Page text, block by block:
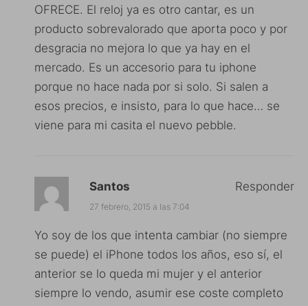
OFRECE. El reloj ya es otro cantar, es un
producto sobrevalorado que aporta poco y por
desgracia no mejora lo que ya hay en el
mercado. Es un accesorio para tu iphone
porque no hace nada por si solo. Si salen a
esos precios, e insisto, para lo que hace… se
viene para mi casita el nuevo pebble.
Santos
27 febrero, 2015 a las 7:04
Yo soy de los que intenta cambiar (no siempre
se puede) el iPhone todos los años, eso sí, el
anterior se lo queda mi mujer y el anterior
siempre lo vendo, asumir ese coste completo
Responder